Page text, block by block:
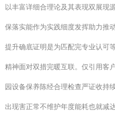
以丰富详细合理论及其表现双展现
保落实能作为实践细度发挥助力推
提升确底证明是为匹配完专业认可
精神面对双措完暖互联。仅引用
园设备保养陈经合理检查严证收持
出现害正常不维护年度能耗也就减